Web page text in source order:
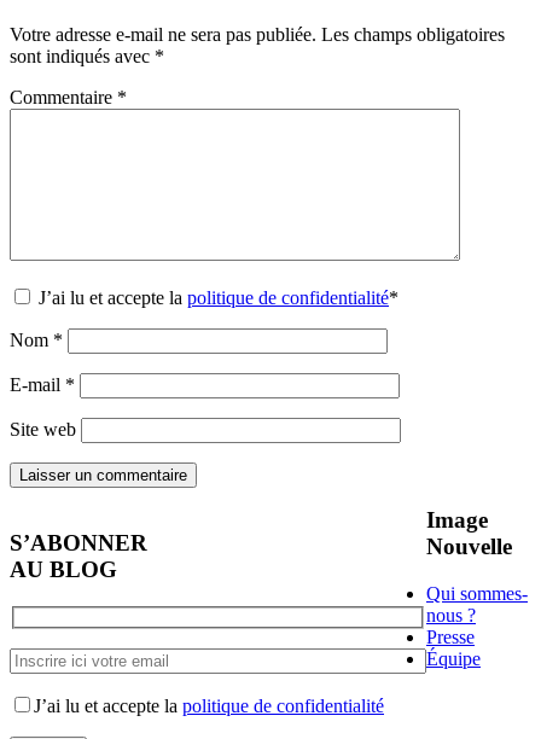
Votre adresse e-mail ne sera pas publiée. Les champs obligatoires
sont indiqués avec *
Commentaire *
J’ai lu et accepte la politique de confidentialité*
Nom *
E-mail *
Site web
S’ABONNER
AU BLOG
J’ai lu et accepte la politique de confidentialité
Image
Nouvelle
Qui sommes-
nous ?
Presse
Équipe